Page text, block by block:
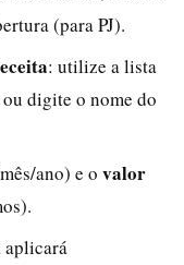
(para PJ).
: utilize a lista
digite o nome do
ano) e o valor
aplicará